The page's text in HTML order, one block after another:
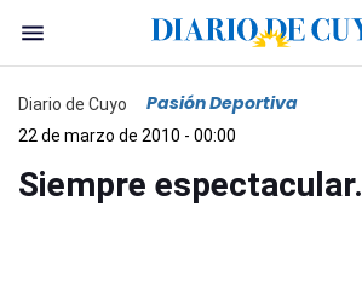
Diario de Cuyo Pasión Deportiva
22 de marzo de 2010 - 00:00
Siempre espectacular.